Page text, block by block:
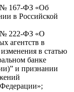
№ 167-ФЗ «Об
в Российской
№ 222-ФЗ «О
агентств в
в статью
банке
и признании